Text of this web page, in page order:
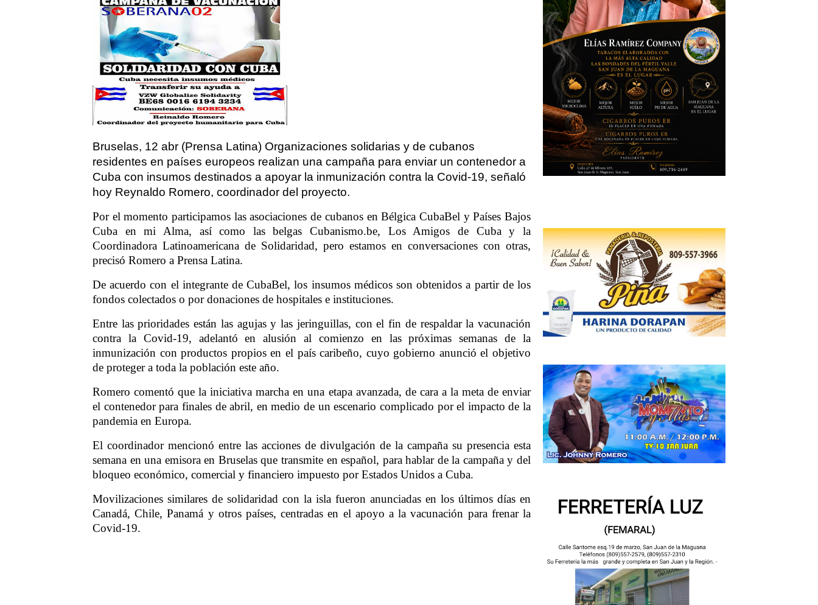
Bruselas, 12 abr (Prensa Latina) Organizaciones solidarias y de cubanos
residentes en países europeos realizan una campaña para enviar un contenedor a
Cuba con insumos destinados a apoyar la inmunización contra la Covid-19, señaló
hoy Reynaldo Romero, coordinador del proyecto.
Por el momento participamos las asociaciones de cubanos en Bélgica CubaBel y Países Bajos
Cuba en mi Alma, así como las belgas Cubanismo.be, Los Amigos de Cuba y la
Coordinadora Latinoamericana de Solidaridad, pero estamos en conversaciones con otras,
precisó Romero a Prensa Latina.
De acuerdo con el integrante de CubaBel, los insumos médicos son obtenidos a partir de los
fondos colectados o por donaciones de hospitales e instituciones.
Entre las prioridades están las agujas y las jeringuillas, con el fin de respaldar la vacunación
contra la Covid-19, adelantó en alusión al comienzo en las próximas semanas de la
inmunización con productos propios en el país caribeño, cuyo gobierno anunció el objetivo
de proteger a toda la población este año.
Romero comentó que la iniciativa marcha en una etapa avanzada, de cara a la meta de enviar
el contenedor para finales de abril, en medio de un escenario complicado por el impacto de la
pandemia en Europa.
El coordinador mencionó entre las acciones de divulgación de la campaña su presencia esta
semana en una emisora en Bruselas que transmite en español, para hablar de la campaña y del
bloqueo económico, comercial y financiero impuesto por Estados Unidos a Cuba.
Movilizaciones similares de solidaridad con la isla fueron anunciadas en los últimos días en
Canadá, Chile, Panamá y otros países, centradas en el apoyo a la vacunación para frenar la
Covid-19.